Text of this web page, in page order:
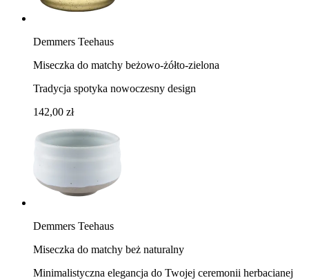
Demmers Teehaus
Miseczka do matchy beżowo-żółto-zielona
Tradycja spotyka nowoczesny design
142,00 zł
Demmers Teehaus
Miseczka do matchy beż naturalny
Minimalistyczna elegancja do Twojej ceremonii herbacianej